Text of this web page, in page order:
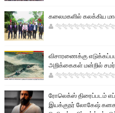
கலைமகளில் கலக்கிய
விசாரணைக்கு
அறிக்கைகள் மன்றில்
ரோலெக்ஸ் திரைப்படம்
இயக்குநர் லோகேஷ்